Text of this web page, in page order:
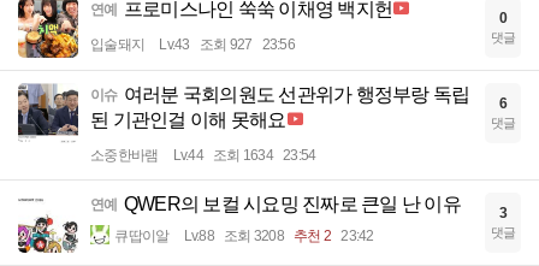
연예 프로미스나인 쑥쑥 이채영 백지헌
입술돼지 Lv.43 조회 927 23:56
0
댓글
이슈 여러분 국회의원도 선관위가 행정부랑 독립
된 기관인걸 이해 못해요
소중한바램 Lv.44 조회 1634 23:54
6
댓글
연예 QWER의 보컬 시요밍 진짜로 큰일 난 이유
큐땁이알 Lv.88 조회 3208 추천 2 23:42
3
댓글